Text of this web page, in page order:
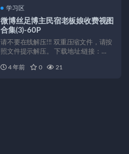
学习区
微博丝足博主民宿老板娘收费视图
合集(3)-60P
请不要在线解压!!! 双重压缩文件，请按
照文件提示解压。 下载地址:链接：
4 年前
0 21